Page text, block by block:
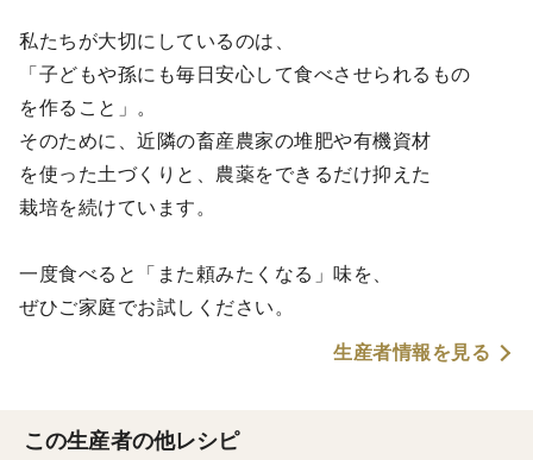
私たちが大切にしているのは、
「子どもや孫にも毎日安心して食べさせられるもの
を作ること」。
そのために、近隣の畜産農家の堆肥や有機資材
を使った土づくりと、農薬をできるだけ抑えた
栽培を続けています。
一度食べると「また頼みたくなる」味を、
ぜひご家庭でお試しください。
生産者情報を見る
この生産者の他レシピ